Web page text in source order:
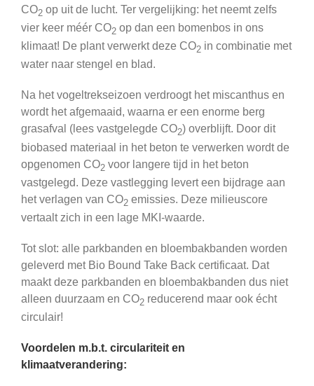
CO2 op uit de lucht. Ter vergelijking: het neemt zelfs
vier keer méér CO2 op dan een bomenbos in ons
klimaat! De plant verwerkt deze CO2 in combinatie met
water naar stengel en blad.
Na het vogeltrekseizoen verdroogt het miscanthus en
wordt het afgemaaid, waarna er een enorme berg
grasafval (lees vastgelegde CO2) overblijft. Door dit
biobased materiaal in het beton te verwerken wordt de
opgenomen CO2 voor langere tijd in het beton
vastgelegd. Deze vastlegging levert een bijdrage aan
het verlagen van CO2 emissies. Deze milieuscore
vertaalt zich in een lage MKI-waarde.
Tot slot: alle parkbanden en bloembakbanden worden
geleverd met Bio Bound Take Back certificaat. Dat
maakt deze parkbanden en bloembakbanden dus niet
alleen duurzaam en CO2 reducerend maar ook écht
circulair!
Voordelen m.b.t. circulariteit en
klimaatverandering: